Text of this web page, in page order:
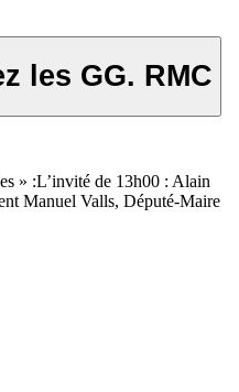
les GG. RMC
» :L’invité de 13h00 : Alain
Manuel Valls, Député-Maire